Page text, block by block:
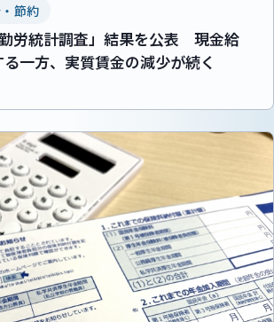
節約
労統計調査」結果を公表 現金給
一方、実質賃金の減少が続く